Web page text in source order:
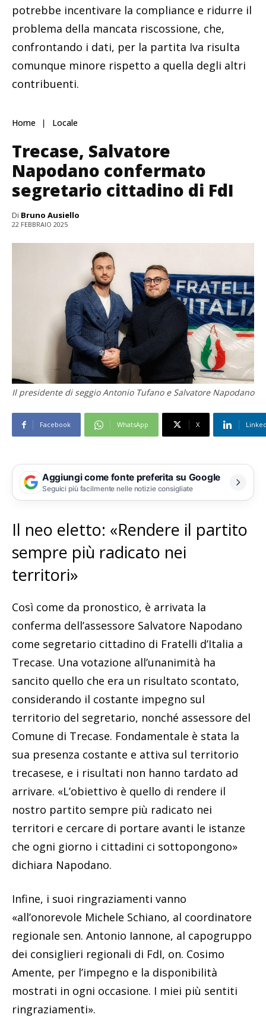
potrebbe incentivare la compliance e ridurre il
problema della mancata riscossione, che,
confrontando i dati, per la partita Iva risulta
comunque minore rispetto a quella degli altri
contribuenti.
Home Locale
Trecase, Salvatore
Napodano confermato
segretario cittadino di FdI
Di Bruno Ausiello
22 FEBBRAIO 2025
Il presidente di seggio Antonio Tufano e Salvatore Napodano
Facebook WhatsApp X
Aggiungi come fonte preferita su Google
Seguici più facilmente nelle notizie consigliate
Il neo eletto: «Rendere il partito
sempre più radicato nei
territori»
Così come da pronostico, è arrivata la
conferma dell’assessore Salvatore Napodano
come segretario cittadino di Fratelli d’Italia a
Trecase. Una votazione all’unanimità ha
sancito quello che era un risultato scontato,
considerando il costante impegno sul
territorio del segretario, nonché assessore del
Comune di Trecase. Fondamentale è stata la
sua presenza costante e attiva sul territorio
trecasese, e i risultati non hanno tardato ad
arrivare. «L’obiettivo è quello di rendere il
nostro partito sempre più radicato nei
territori e cercare di portare avanti le istanze
che ogni giorno i cittadini ci sottopongono»
dichiara Napodano.
Infine, i suoi ringraziamenti vanno
«all’onorevole Michele Schiano, al coordinatore
regionale sen. Antonio Iannone, al capogruppo
dei consiglieri regionali di FdI, on. Cosimo
Amente, per l’impegno e la disponibilità
mostrati in ogni occasione. I miei più sentiti
ringraziamenti».